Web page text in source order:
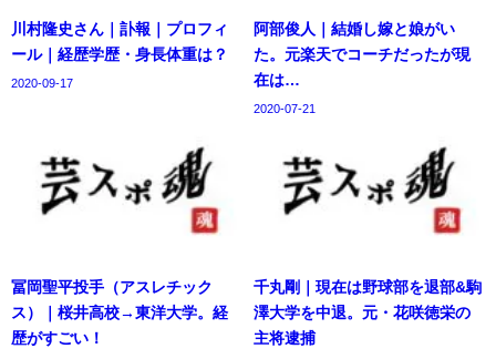
川村隆史さん｜訃報｜プロフィ
ール｜経歴学歴・身長体重は？
2020-09-17
阿部俊人｜結婚し嫁と娘がい
た。元楽天でコーチだったが現
在は…
2020-07-21
冨岡聖平投手（アスレチック
ス）｜桜井高校→東洋大学。経
歴がすごい！
千丸剛｜現在は野球部を退部&駒
澤大学を中退。元・花咲徳栄の
主将逮捕